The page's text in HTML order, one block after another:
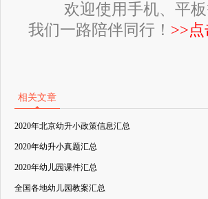
欢迎使用手机、平
我们一路陪伴同行！ >>
相关文章
2020年北京幼升小政策信息汇总
2020年幼升小真题汇总
2020年幼儿园课件汇总
全国各地幼儿园教案汇总